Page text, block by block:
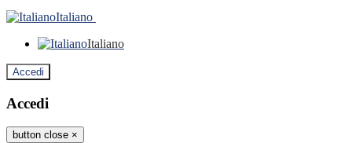
Italiano
Italiano
Accedi
Accedi
button close ×